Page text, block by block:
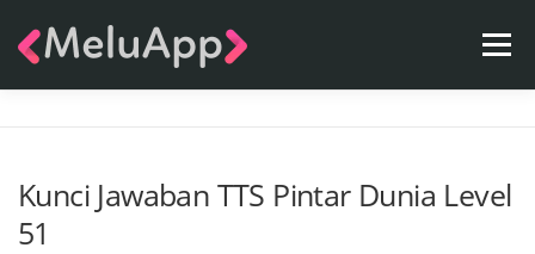
Menu
Kunci Jawaban TTS Pintar Dunia Level
51